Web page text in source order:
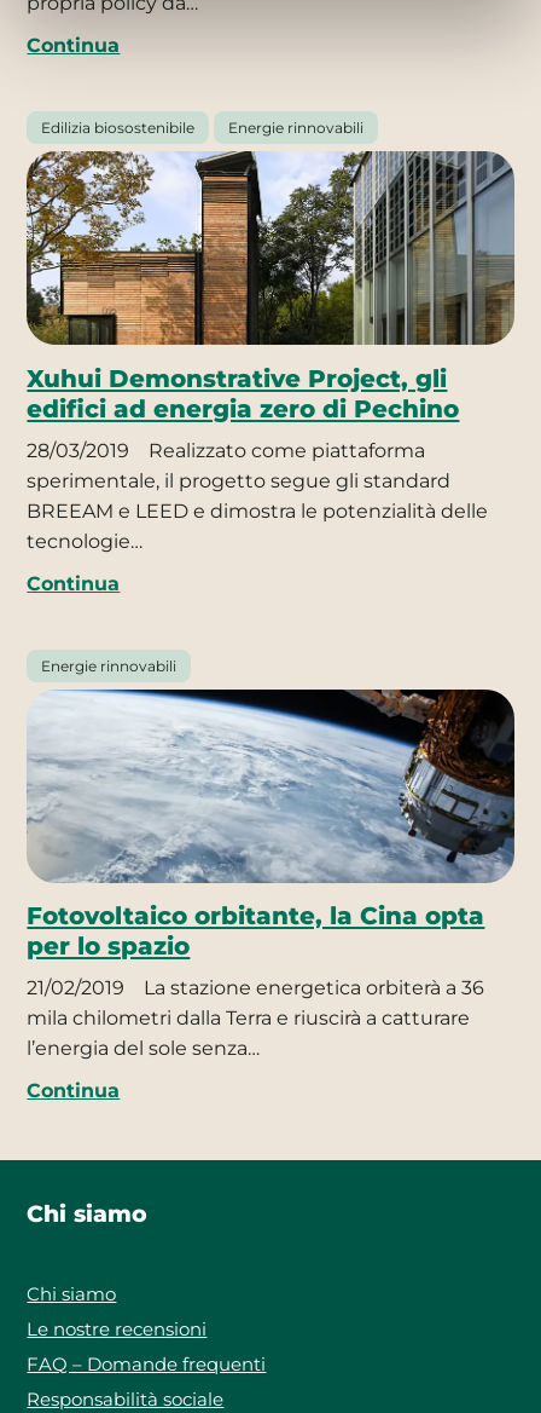
Continua
Edilizia biosostenibile Energie rinnovabili
Xuhui Demonstrative Project, gli
edifici ad energia zero di Pechino
28/03/2019
Realizzato come piattaforma
sperimentale, il progetto segue gli standard
BREEAM e LEED e dimostra le potenzialità delle
tecnologie…
Continua
Energie rinnovabili
Fotovoltaico orbitante, la Cina opta
per lo spazio
21/02/2019
La stazione energetica orbiterà a 36
mila chilometri dalla Terra e riuscirà a catturare
l’energia del sole senza…
Continua
Chi siamo
Chi siamo
Le nostre recensioni
FAQ – Domande frequenti
Responsabilità sociale